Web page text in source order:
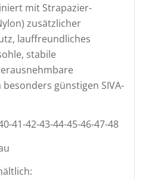
mit Strapazier-
zusätzlicher
lauffreundliches
stabile
günstigen SIVA-
41-42-43-44-45-46-47-48